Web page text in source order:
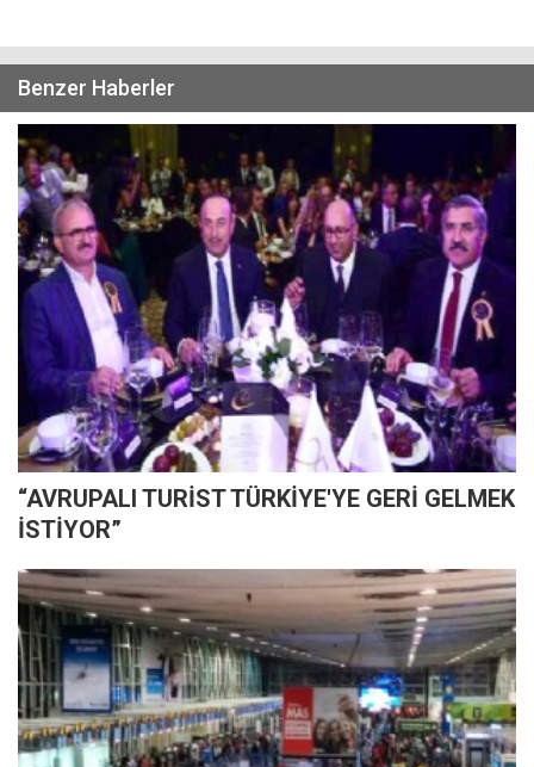
Benzer Haberler
“AVRUPALI TURİST TÜRKİYE'YE GERİ GELMEK
İSTİYOR”